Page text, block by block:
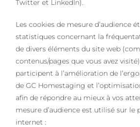
Twitter et LinkedIn).
Les cookies de mesure d’audience
statistiques concernant la
de divers éléments du site web
contenus/pages que vous avez
participent à l’amélioration de
de GC Homestaging et
afin de répondre au mieux à vos
mesure d’audience est utilisé sur le
internet :